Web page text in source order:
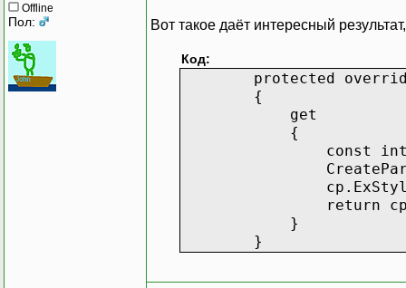
Offline
Пол: Вот такое даёт интересный
Код:
protected override
{
get
{
const int
CreateParams cp
cp.ExStyle |=
return
}
}